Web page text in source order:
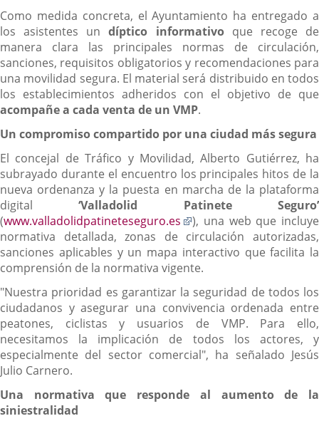
Como medida concreta, el Ayuntamiento ha entregado a
los asistentes undíptico informativoque recoge de
manera clara las principales normas de circulación,
sanciones, requisitos obligatorios y recomendaciones para
una movilidad segura. El material será distribuido en todos
los establecimientos adheridos con el objetivo de que
acompañe a cada venta de un VMP.
Un compromiso compartido por una ciudad más segura
El concejal de Tráfico y Movilidad, Alberto Gutiérrez, ha
subrayado durante el encuentro los principales hitos de la
nueva ordenanza y la puesta en marcha de la plataforma
digital‘Valladolid Patinete Seguro’
(www.valladolidpatineteseguro.es
Enlace
a
una
aplicación
), una web que incluye
normativa detallada, zonas de circulación autorizadas,
sanciones aplicables y un mapa interactivo que facilita la
comprensión de la normativa vigente.
"Nuestra prioridad es garantizar la seguridad de todos los
ciudadanos y asegurar una convivencia ordenada entre
peatones, ciclistas y usuarios de VMP. Para ello,
necesitamos la implicación de todos los actores, y
especialmente del sector comercial", ha señalado Jesús
Julio Carnero.
Una normativa que responde al aumento de la
siniestralidad